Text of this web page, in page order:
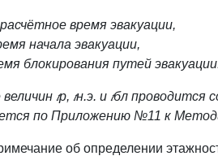
расчётное время эвакуации,
начала эвакуации,
блокирования путей
𝑡р, 𝑡н.э. и 𝑡бл
по Приложению №11 к
об определении